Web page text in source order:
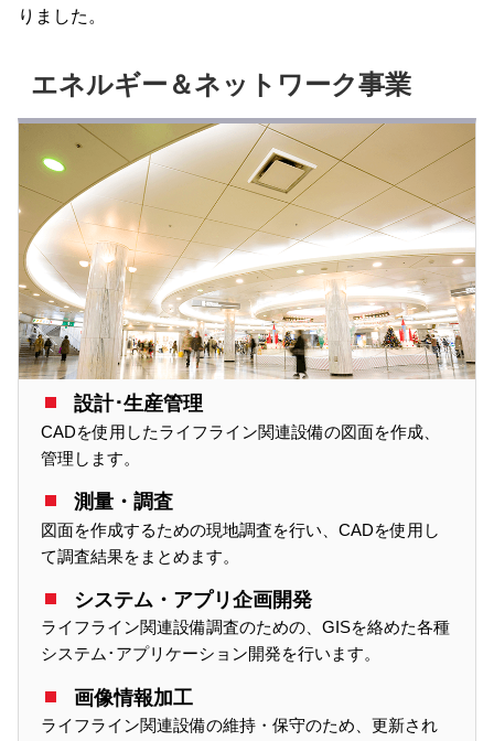
りました。
エネルギー＆ネットワーク事業
設計･生産管理
CADを使用したライフライン関連設備の図面を作成、
管理します。
測量・調査
図面を作成するための現地調査を行い、CADを使用し
て調査結果をまとめます。
システム・アプリ企画開発
ライフライン関連設備調査のための、GISを絡めた各種
システム･アプリケーション開発を行います。
画像情報加工
ライフライン関連設備の維持・保守のため、更新され